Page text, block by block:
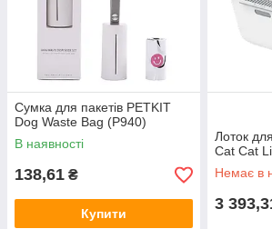
Сумка для пакетів PETKIT
Dog Waste Bag (P940)
В наявності
138,61 ₴
Купити
Лоток
Cat Cat
Немає в
3